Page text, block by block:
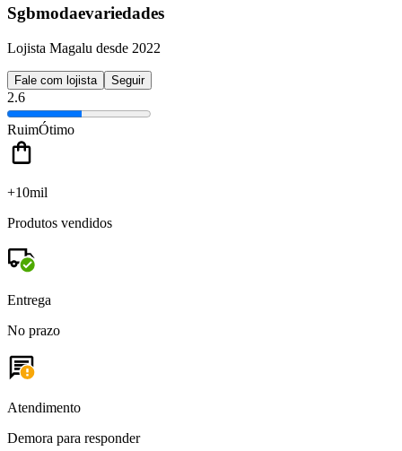
Sgbmodaevariedades
Lojista Magalu desde 2022
Fale com lojista Seguir
2.6
RuimÓtimo
+10mil
Produtos vendidos
Entrega
No prazo
Atendimento
Demora para responder